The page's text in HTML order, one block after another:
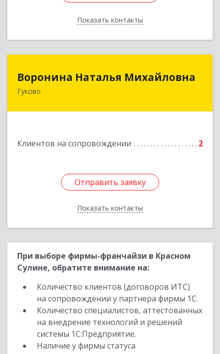
Показать контакты
Назад
Воронина Наталья Михайловна
Гуково
Клиентов на сопровождении 2
Отправить заявку
Показать контакты
Воронина Наталья Михайловна
Отправить заявку
Назад
При выборе фирмы-франчайзи в Красном
Сулине, обратите внимание на:
Количество клиентов (договоров ИТС)
на сопровождении у партнера фирмы 1С.
Количество специалистов, аттестованных
на внедрение технологий и решений
системы 1С:Предприятие.
Наличие у фирмы статуса